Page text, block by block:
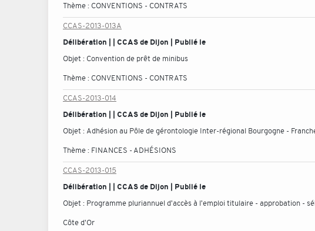
Thème : CONVENTIONS - CONTRATS
CCAS-2013-013A
Délibération | | CCAS de Dijon | Publié le
Objet : Convention de prêt de minibus
Thème : CONVENTIONS - CONTRATS
CCAS-2013-014
Délibération | | CCAS de Dijon | Publié le
Objet : Adhésion au Pôle de gérontologie Inter-régional Bourgogne -
Thème : FINANCES - ADHÉSIONS
CCAS-2013-015
Délibération | | CCAS de Dijon | Publié le
Objet : Programme pluriannuel d'accès à l'emploi titulaire - approbation -
Côte d'Or